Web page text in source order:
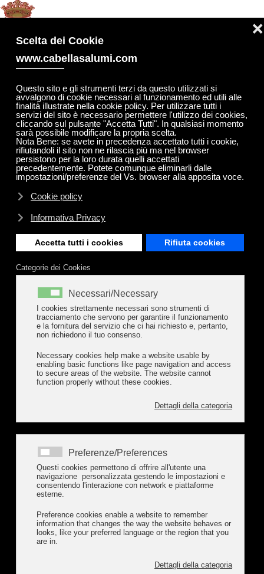
Scelta dei Cookie
www.cabellasalumi.com
Questo sito e gli strumenti terzi da questo utilizzati si
avvalgono di cookie necessari al funzionamento ed utili alle
finalità illustrate nella cookie policy. Per utilizzare tutti i
servizi del sito è necessario permettere l'utilizzo dei cookies,
cliccando sul pulsante "Accetta Tutti". In qualsiasi momento
sarà possibile modificare la propria scelta.
Nota Bene: se avete in precedenza accettato tutti i cookie,
rifiutandoli il sito non ne rilascia più ma nel browser
persistono per la loro durata quelli accettati
precedentemente. Potete comunque eliminarli dalle
impostazioni/preferenze del Vs. browser alla apposita voce.
Cookie policy
Informativa Privacy
Accetta tutti i cookies Rifiuta cookies
❌
Categorie dei Cookies
Necessari/Necessary
I cookies strettamente necessari sono strumenti di
tracciamento che servono per garantire il funzionamento
e la fornitura del servizio che ci hai richiesto e, pertanto,
non richiedono il tuo consenso.
Necessary cookies help make a website usable by
enabling basic functions like page navigation and access
to secure areas of the website. The website cannot
function properly without these cookies.
Dettagli della categoria
Preferenze/Preferences
Questi cookies permettono di offrire all'utente una
navigazione personalizzata gestendo le impostazioni e
consentendo l'interazione con network e piattaforme
esterne.
Preference cookies enable a website to remember
information that changes the way the website behaves or
looks, like your preferred language or the region that you
are in.
Dettagli della categoria
Nobile Protettorato dell'Arte
del Sant'Olcese
A conclusione delle celebrazioni per i 100 anni dalla
fondazione del Salumificio Cabella di Sant’Olcese,
settembre 2011
il Nobile Protettorato
dell’Arte del Sant’Olcese
decorazioni i Nobili Protettori.
Col fine di proteggere questa antica tradizione, che rischia di
scomparire a causa della grave crisi economica, ne fanno
parte oltre trenta tra giovani imprenditori e professionisti della
San Giovanni Battista, è stata preceduta dal corteo dei
Protettori preceduti dalla bandiera di Genova e dalle insegne
del Nobile Protettorato.Il Primo Protettore dell’Arte, nonché
titolare del Salumificio Cabella,Andrea Pedemonte Cabella
proceduto all’investitura dei Protettori, dopo aver pronunciato
un discorso in lingua genovese. La lunga cerimonia si è
conclusa col canto dell’Inno Nazionale a memoria dei 150 anni
Alcune foto dell'ultima edizione